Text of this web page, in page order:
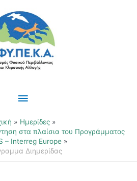
Κύριο
Μενού
Ημερίδες
στα πλαίσια του Προγράμματος
– Interreg Europe
Διημερίδας